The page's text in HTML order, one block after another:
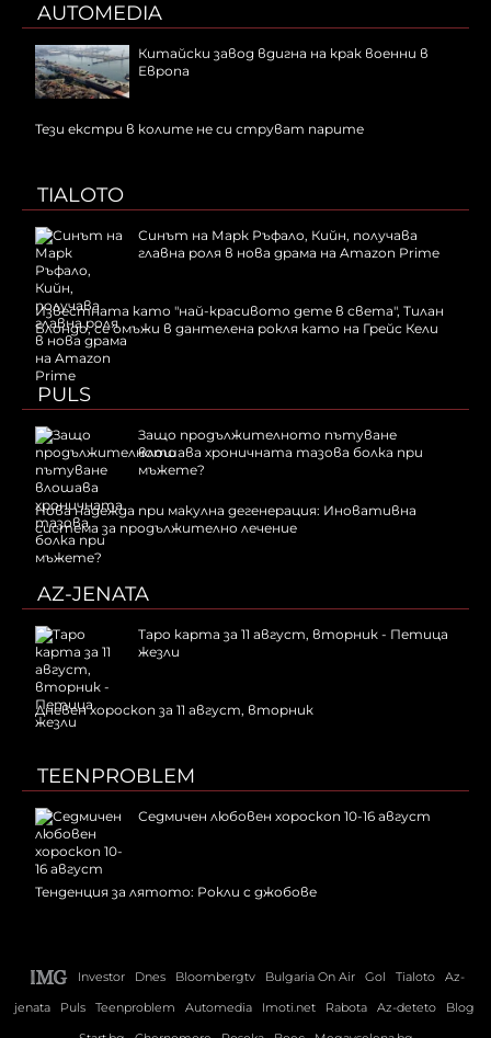
AUTOMEDIA
Китайски завод вдигна на крак военни в
Европа
Тези екстри в колите не си струват парите
TIALOTO
Синът на Марк Ръфало, Кийн, получава
главна роля в нова драма на Amazon Prime
Известната като "най-красивото дете в света", Тилан
Блондо, се омъжи в дантелена рокля като на Грейс Кели
PULS
Защо продължителното пътуване
влошава хроничната тазова болка при
мъжете?
Нова надежда при макулна дегенерация: Иновативна
система за продължително лечение
AZ-JENATA
Таро карта за 11 август, вторник - Петица
жезли
Дневен хороскоп за 11 август, вторник
TEENPROBLEM
Седмичен любовен хороскоп 10-16 август
Тенденция за лятото: Рокли с джобове
Investor Dnes Bloombergtv Bulgaria On Air Gol Tialoto
Az-
jenata
Puls Teenproblem Automedia Imoti.net Rabota Az-deteto
Blog